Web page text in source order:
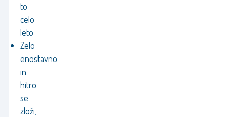
to
celo
leto
Zelo
enostavno
in
hitro
se
zloži,